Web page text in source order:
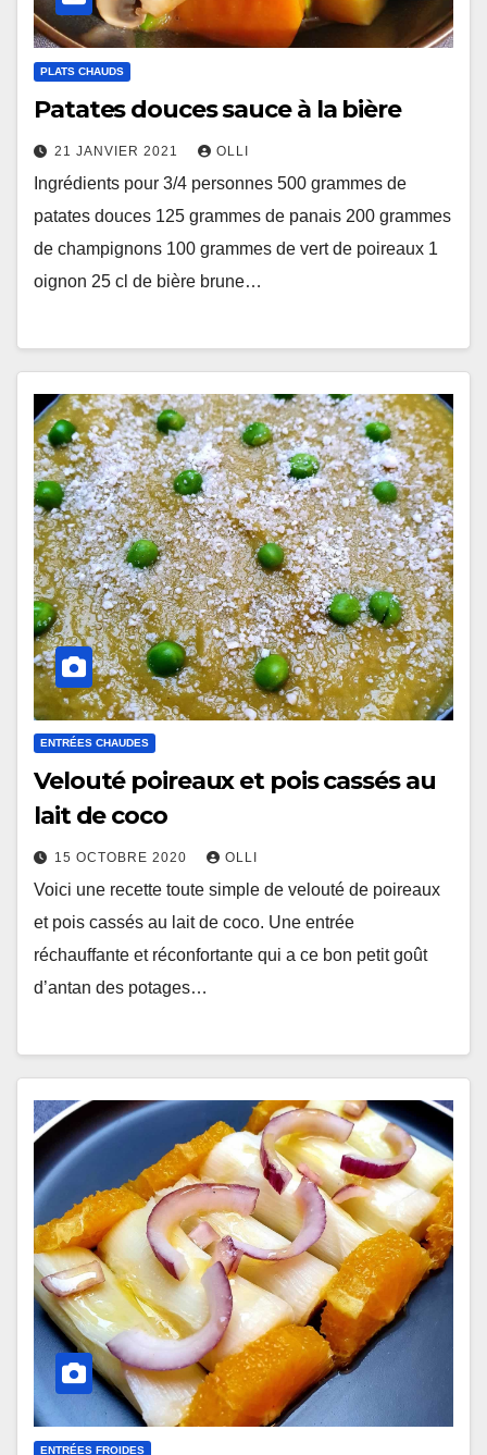
PLATS CHAUDS
Patates douces sauce à la bière
21 JANVIER 2021 OLLI
Ingrédients pour 3/4 personnes 500 grammes de
patates douces 125 grammes de panais 200 grammes
de champignons 100 grammes de vert de poireaux 1
oignon 25 cl de bière brune…
ENTRÉES CHAUDES
Velouté poireaux et pois cassés au
lait de coco
15 OCTOBRE 2020 OLLI
Voici une recette toute simple de velouté de poireaux
et pois cassés au lait de coco. Une entrée
réchauffante et réconfortante qui a ce bon petit goût
d’antan des potages…
ENTRÉES FROIDES